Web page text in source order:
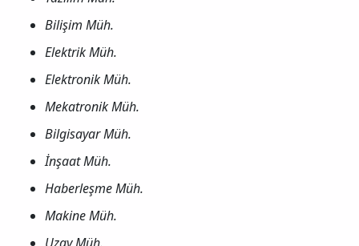
Bilişim Müh.
Elektrik Müh.
Elektronik Müh.
Mekatronik Müh.
Bilgisayar Müh.
İnşaat Müh.
Haberleşme Müh.
Makine Müh.